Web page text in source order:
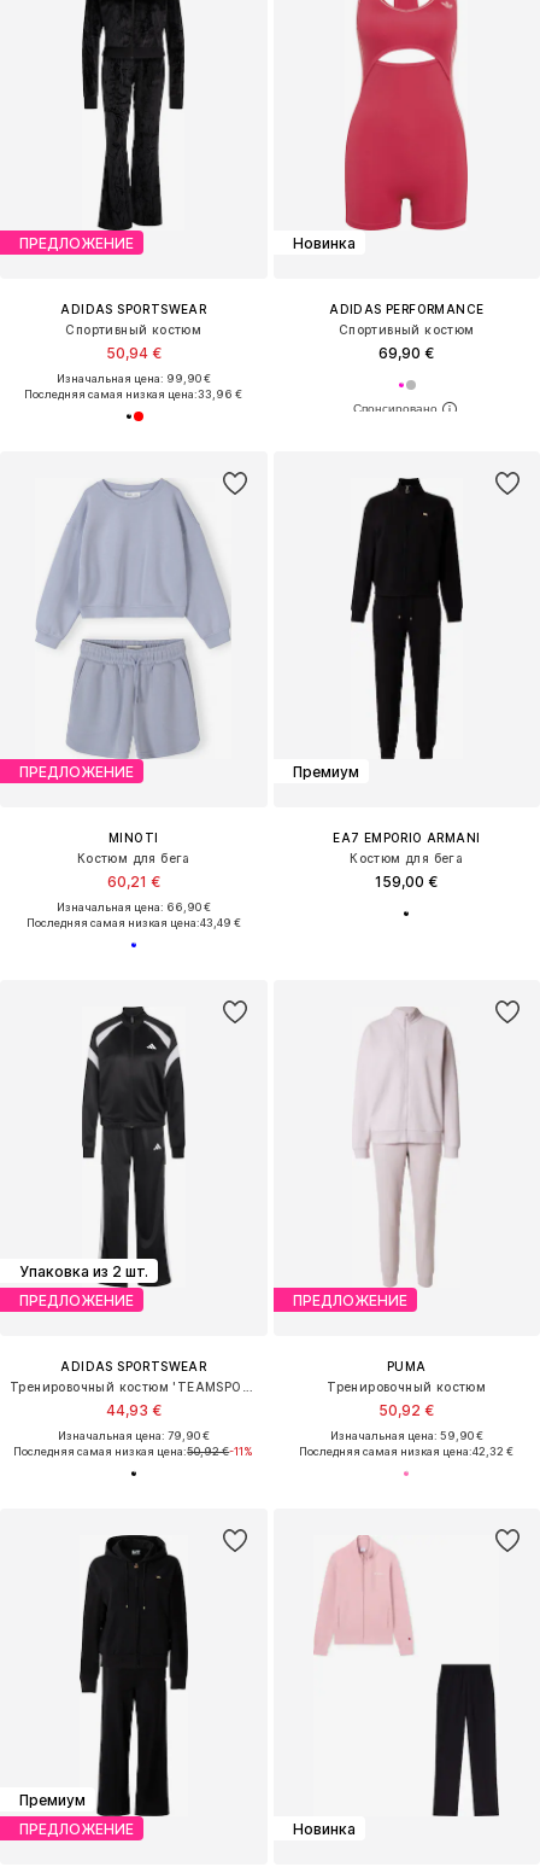
ПРЕДЛОЖЕНИЕ
ADIDAS SPORTSWEAR
Спортивный костюм
50,94 €
Изначальная цена: 99,90 €
Последняя самая низкая цена:33,96 €
Новинка
ADIDAS PERFORMANCE
Спортивный костюм
69,90 €
ПРЕДЛОЖЕНИЕ
MINOTI
Костюм для бега
60,21 €
Изначальная цена: 66,90 €
Последняя самая низкая цена:43,49 €
Премиум
EA7 EMPORIO ARMANI
Костюм для бега
159,00 €
Упаковка из 2 шт.
ПРЕДЛОЖЕНИЕ
ADIDAS SPORTSWEAR
44,93 €
Изначальная цена: 79,90 €
Последняя самая низкая цена:50,92 €-11%
ПРЕДЛОЖЕНИЕ
PUMA
Тренировочный костюм
50,92 €
Изначальная цена: 59,90 €
Последняя самая низкая цена:42,32 €
Премиум
ПРЕДЛОЖЕНИЕ
Новинка